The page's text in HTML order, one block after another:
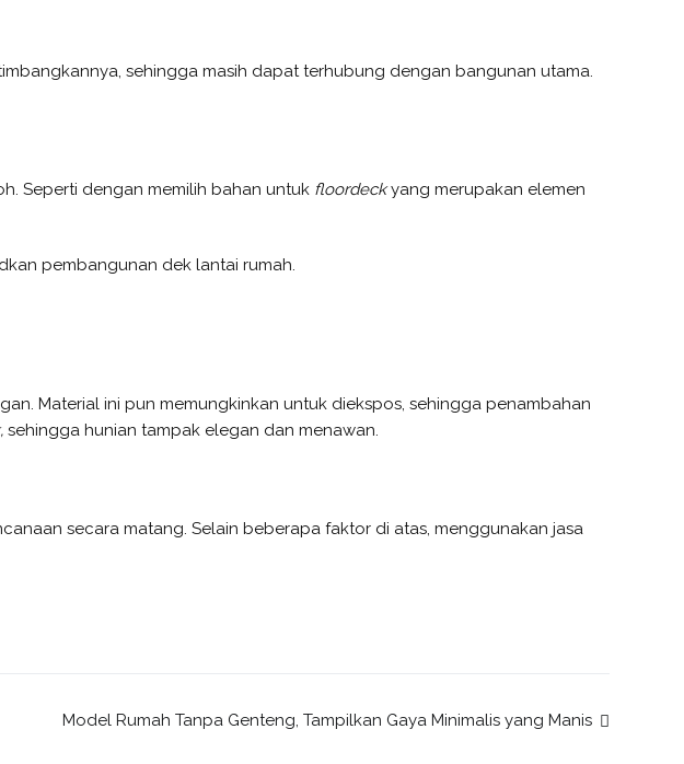
sehingga masih dapat terhubung dengan bangunan utama.
Seperti dengan memilih bahan untuk floordeckyang merupakan elemen
pembangunan dek lantai rumah.
Material ini pun memungkinkan untuk diekspos, sehingga penambahan
sehingga hunian tampak elegan dan menawan.
secara matang. Selain beberapa faktor di atas, menggunakan jasa
Model Rumah Tanpa Genteng, Tampilkan Gaya Minimalis yang Manis